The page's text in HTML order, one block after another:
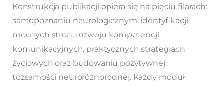
Konstrukcja publikacji opiera się na pięciu filarach:
samopoznaniu neurologicznym, identyfikacji
mocnych stron, rozwoju kompetencji
komunikacyjnych, praktycznych strategiach
życiowych oraz budowaniu pozytywnej
tożsamości neuroróżnorodnej. Każdy moduł